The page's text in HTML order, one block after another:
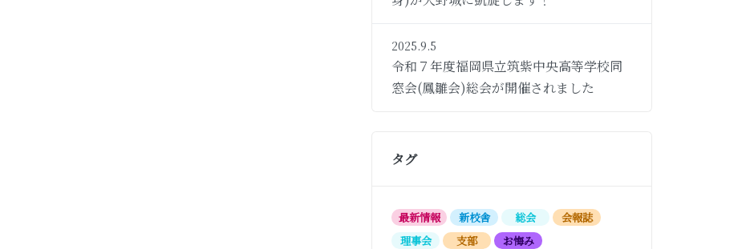
2025.9.5
令和７年度福岡県立筑紫中央高等学校同
窓会(鳳雛会)総会が開催されました
タグ
最新情報 新校舎 総会
会報誌
理事会
支部 お悔み